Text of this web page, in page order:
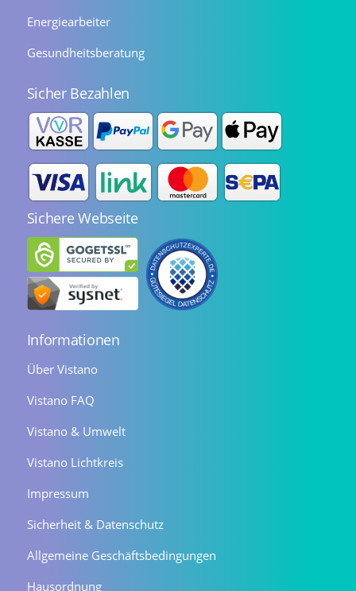
Energiearbeiter
Gesundheitsberatung
Sicher Bezahlen
Sichere Webseite
Informationen
Über Vistano
Vistano FAQ
Vistano & Umwelt
Vistano Lichtkreis
Impressum
Sicherheit & Datenschutz
Allgemeine Geschäftsbedingungen
Hausordnung